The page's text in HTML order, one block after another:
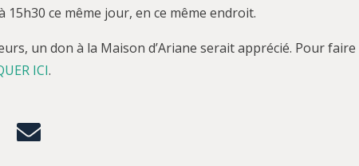
15h30 ce même jour, en ce même endroit.
un don à la Maison d’Ariane serait apprécié. Pour
ICI.